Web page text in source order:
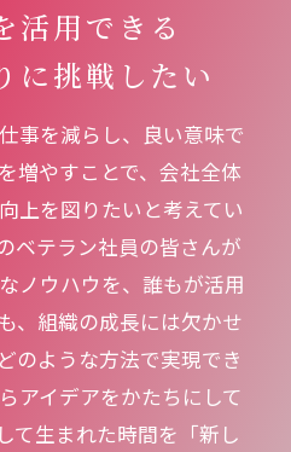
活用できる
に挑戦したい
事を減らし、良い意味で
増やすことで、会社全体
上を図りたいと考えてい
ベテラン社員の皆さんが
ノウハウを、誰もが活用
、組織の成長には欠かせ
のような方法で実現でき
アイデアをかたちにして
て生まれた時間を「新し